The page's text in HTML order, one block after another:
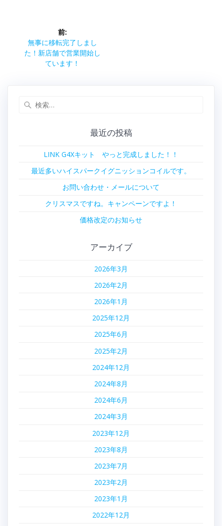
ゲ
前:
前
の
無事に移転完了しまし
た！新店舗で営業開始し
ています！
最近の投稿
LINK G4Xキット やっと完成しました！！
最近多いハイスパークイグニッションコイルです。
お問い合わせ・メールについて
クリスマスですね。キャンペーンですよ！
価格改定のお知らせ
アーカイブ
2026年3月
2026年2月
2026年1月
2025年12月
2025年6月
2025年2月
2024年12月
2024年8月
2024年6月
2024年3月
2023年12月
2023年8月
2023年7月
2023年2月
2023年1月
2022年12月